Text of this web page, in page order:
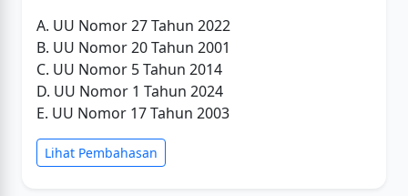
A. UU Nomor 27 Tahun 2022
B. UU Nomor 20 Tahun 2001
C. UU Nomor 5 Tahun 2014
D. UU Nomor 1 Tahun 2024
E. UU Nomor 17 Tahun 2003
Lihat Pembahasan